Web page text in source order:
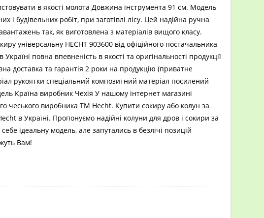
Головна > HECHT обладнання > Сокира-колун HECHT 903600
в якості молота Довжина інструмента 91 см. Модель
будівельних робіт, при заготівлі лісу. Цей надійна ручна
так, як виготовлена з матеріалів вищого класу.
універсальну HECHT 903600 від офіційного постачальника
повна впевненість в якості та оригінальності продукції
доставка та гарантія 2 роки на продукцію (приватне
рукоятки спеціальний композитний матеріал посилений
Країна виробник Чехія У нашому інтернет магазині
чеського виробника TM Hecht. Купити сокиру або колун за
в Україні. Пропонуємо надійні колуни для дров і сокири за
ідеальну модель, але запутались в безлічі позицій
Вам!